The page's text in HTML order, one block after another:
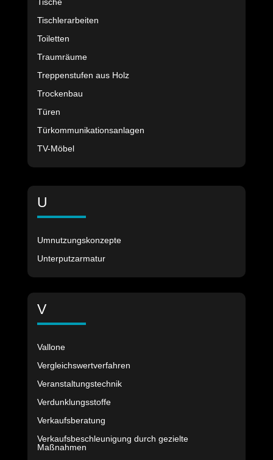
Tischlerarbeiten
Toiletten
Traumräume
Treppenstufen aus Holz
Trockenbau
Türen
Türkommunikationsanlagen
TV-Möbel
U
Umnutzungskonzepte
Unterputzarmatur
V
Vallone
Vergleichswertverfahren
Veranstaltungstechnik
Verdunklungsstoffe
Verkaufsberatung
Verkaufsbeschleunigung durch gezielte
Maßnahmen